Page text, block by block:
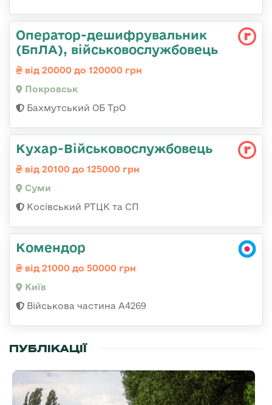
Оператор-дешифрувальник
(БпЛА), військовослужбовець
від 20000 до 120000 грн
Покровськ
Бахмутський ОБ ТрО
Кухар-Військовослужбовець
від 20100 до 125000 грн
Суми
Косівський РТЦК та СП
Комендор
від 21000 до 50000 грн
Київ
Військова частина А4269
ПУБЛІКАЦІЇ